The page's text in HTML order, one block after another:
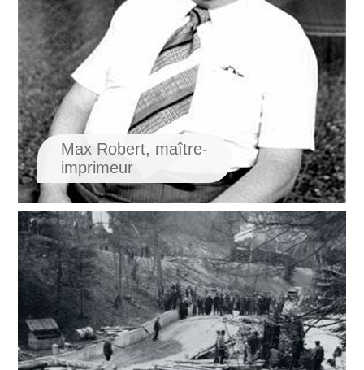
Max Robert, maître-
imprimeur